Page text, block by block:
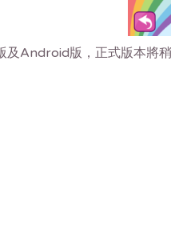
及Android版，正式版本將